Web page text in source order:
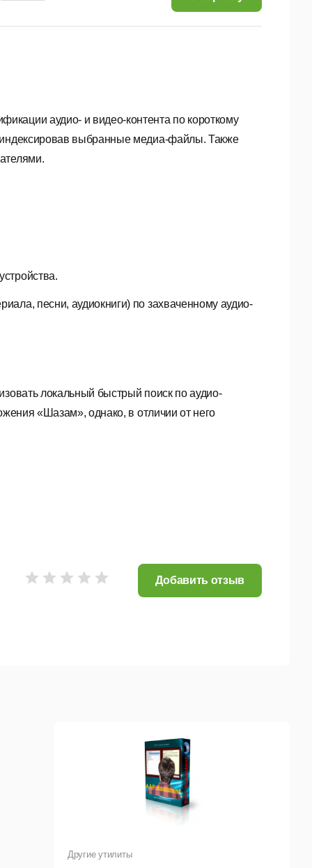
аудио- и видео-контента по короткому
выбранные медиа-файлы. Также
песни, аудиокниги) по захваченному аудио-
локальный быстрый поиск по аудио-
«Шазам», однако, в отличии от него
Добавить отзыв
Другие утилиты